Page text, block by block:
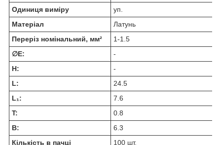
Одиниця виміру
уп.
Матеріал
Латунь
Переріз номінальний, мм²
1-1.5
∅E:
-
H:
-
L:
24.5
L₁:
7.6
T:
0.8
В:
6.3
Кількість в пачці
100 шт.